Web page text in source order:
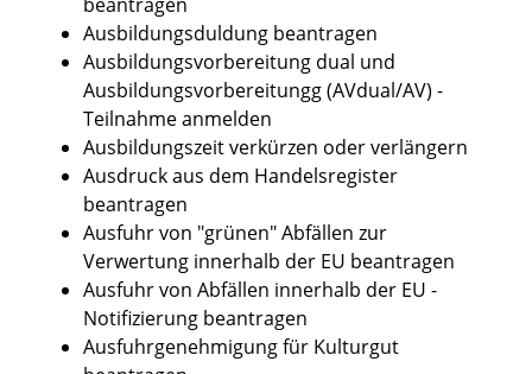
Ausbildungsduldung beantragen
Ausbildungsvorbereitung dual und
Ausbildungsvorbereitungg (AVdual/AV) -
Teilnahme anmelden
Ausbildungszeit verkürzen oder verlängern
Ausdruck aus dem Handelsregister
beantragen
Ausfuhr von "grünen" Abfällen zur
Verwertung innerhalb der EU beantragen
Ausfuhr von Abfällen innerhalb der EU -
Notifizierung beantragen
Ausfuhrgenehmigung für Kulturgut